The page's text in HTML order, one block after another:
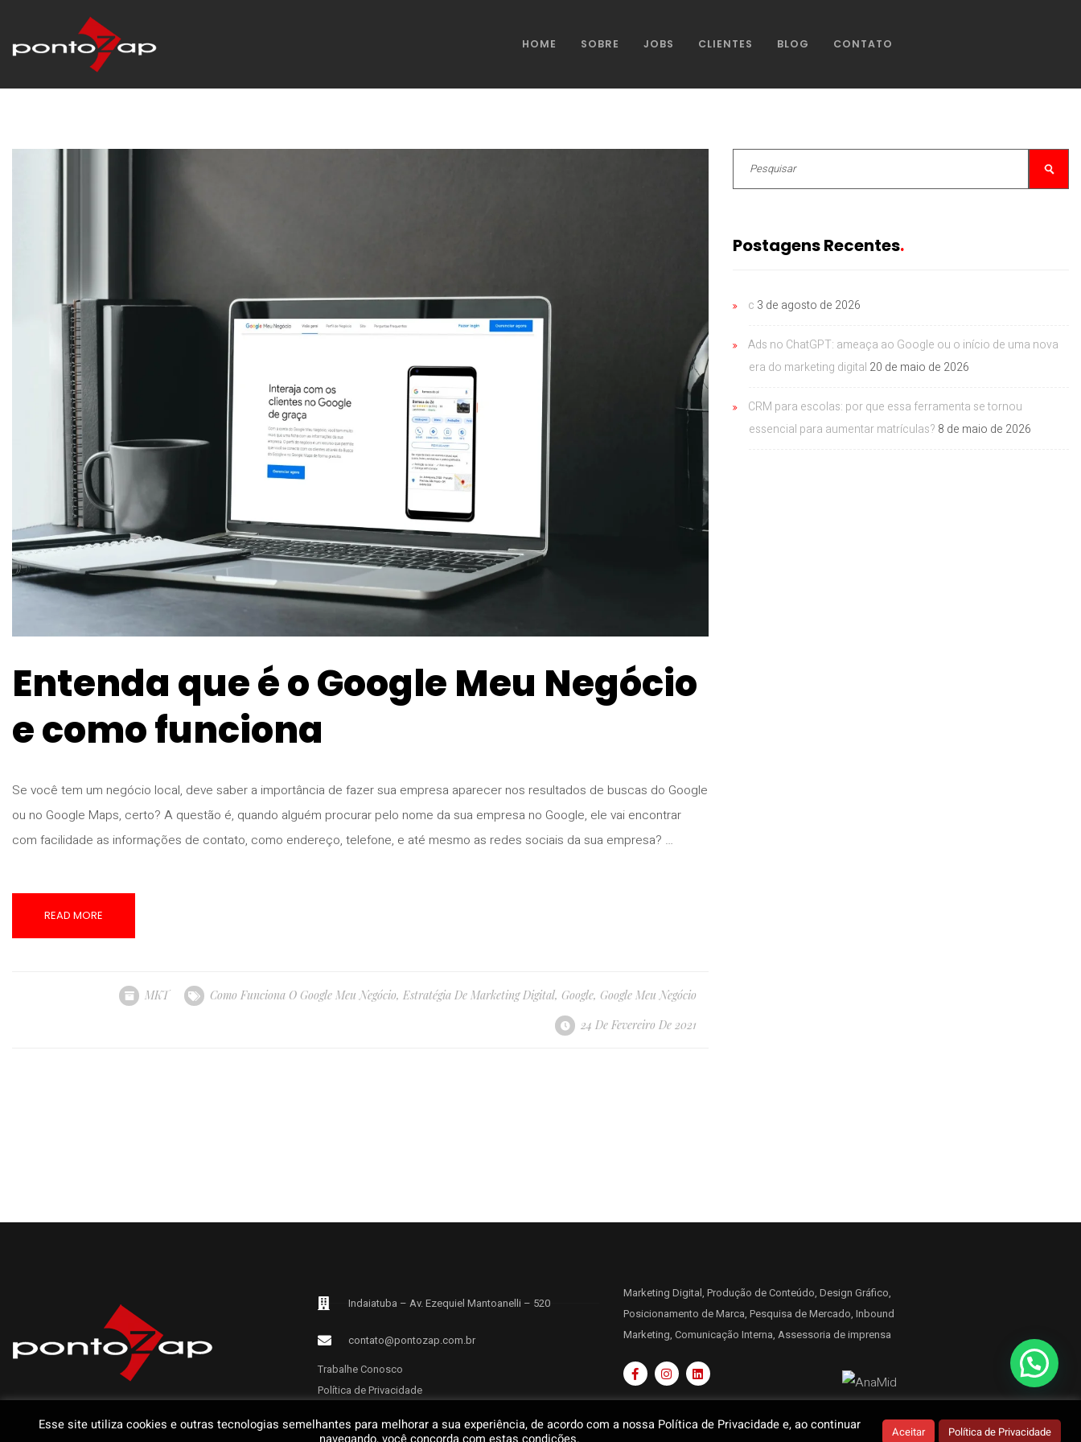
HOME SOBRE JOBS CLIENTES BLOG CONTATO
Entenda que é o Google Meu Negócio
e como funciona
Se você tem um negócio local, deve saber a importância de fazer sua empresa aparecer nos resultados de buscas do Google
ou no Google Maps, certo? A questão é, quando alguém procurar pelo nome da sua empresa no Google, ele vai encontrar
com facilidade as informações de contato, como endereço, telefone, e até mesmo as redes sociais da sua empresa? …
READ MORE
MKT Como Funciona O Google Meu Negócio, Estratégia De Marketing Digital, Google, Google Meu Negócio
24 De Fevereiro De 2021
Postagens Recentes
c 3 de agosto de 2026
Ads no ChatGPT: ameaça ao Google ou o início de uma nova
era do marketing digital 20 de maio de 2026
CRM para escolas: por que essa ferramenta se tornou
essencial para aumentar matrículas? 8 de maio de 2026
Indaiatuba – Av. Ezequiel Mantoanelli – 520
contato@pontozap.com.br
Trabalhe Conosco
Política de Privacidade
Marketing Digital, Produção de Conteúdo, Design Gráfico,
Posicionamento de Marca, Pesquisa de Mercado, Inbound
Marketing, Comunicação Interna, Assessoria de imprensa
Esse site utiliza cookies e outras tecnologias semelhantes para melhorar a sua experiência, de acordo com a nossa Política de Privacidade e, ao continuar
Aceitar Política de Privacidade